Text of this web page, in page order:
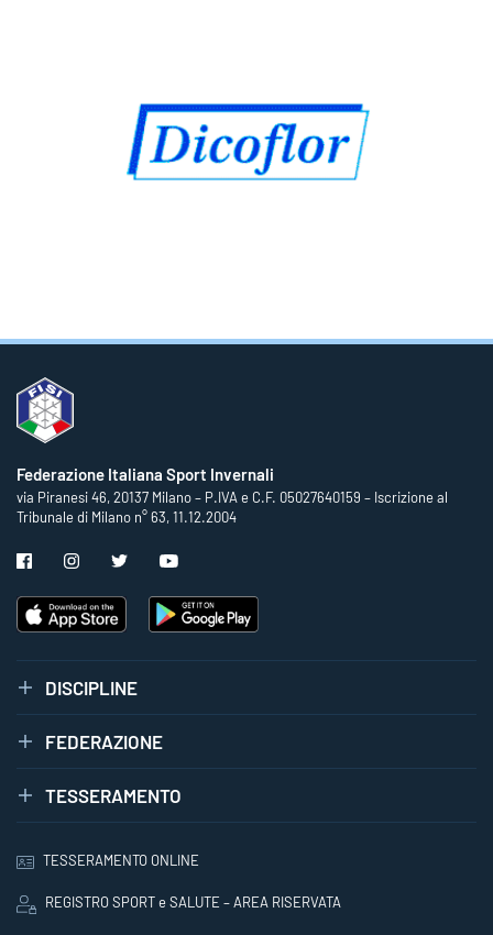
Federazione Italiana Sport Invernali
via Piranesi 46, 20137 Milano – P.IVA e C.F. 05027640159 – Iscrizione al
Tribunale di Milano n° 63, 11.12.2004
DISCIPLINE
FEDERAZIONE
TESSERAMENTO
TESSERAMENTO ONLINE
REGISTRO SPORT e SALUTE – AREA RISERVATA